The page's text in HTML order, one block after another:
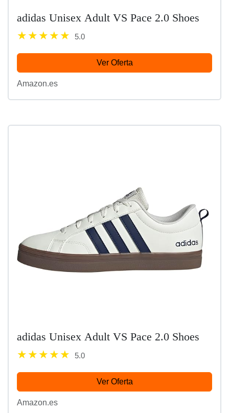
adidas Unisex Adult VS Pace 2.0 Shoes
5.0
Ver Oferta
Amazon.es
adidas Unisex Adult VS Pace 2.0 Shoes
5.0
Ver Oferta
Amazon.es